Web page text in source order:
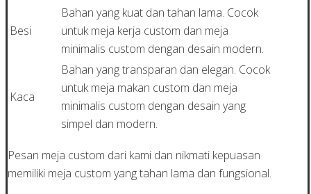
Besi
Bahan yang kuat dan tahan lama. Cocok
untuk meja kerja custom dan meja
minimalis custom dengan desain modern.
Kaca
Bahan yang transparan dan elegan. Cocok
untuk meja makan custom dan meja
minimalis custom dengan desain yang
simpel dan modern.
Pesan meja custom dari kami dan nikmati kepuasan
memiliki meja custom yang tahan lama dan fungsional.